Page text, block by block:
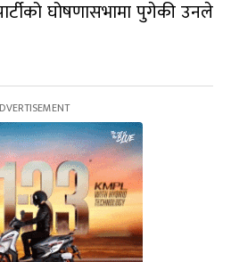
घोषणासभामा पुगेकी उनले